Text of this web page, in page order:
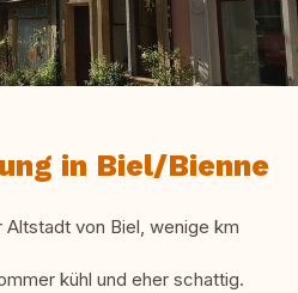
in Biel/Bienne
von Biel, wenige km
kühl und eher schattig.